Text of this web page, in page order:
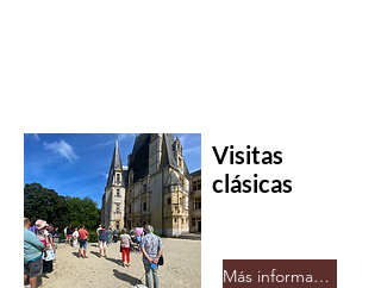
Visitas
clásicas
Más información